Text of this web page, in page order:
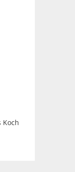
Koch